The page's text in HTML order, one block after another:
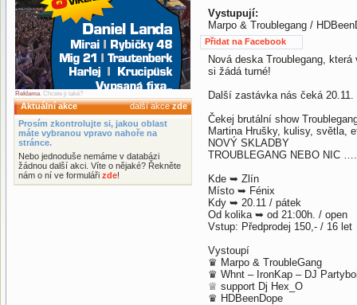
Reklama. Chcete ji také?
Aktuální akce další akcezde
Prosím zkontrolujte si, jakou oblast
máte vybranou vpravo nahoře na
stránce.
Nebo jednoduše nemáme v databázi
žádnou další akci. Víte o nějaké? Řekněte
nám o ní ve formuláři zde!
Vystupují:
Marpo & Troublegang /
Přidat na Facebook
Nová deska Troublegang, která
si žádá turné!
Další zastávka nás čeká
Čekej brutální show
Martina Hrušky, kulisy, světla,
NOVÝ SKLADBY
TROUBLEGANG NEBO NIC
Kde ➥ Zlín
Místo ➥ Fénix
Kdy ➥ 20.11 / pátek
Od kolika ➥ od 21:00h. / open
Vstup: Předprodej 150,- / 16 let
Vystoupí
♛ Marpo & TroubleGang
♛ Whnt – IronKap – DJ
♕ support Dj Hex_O
♛ HDBeenDope